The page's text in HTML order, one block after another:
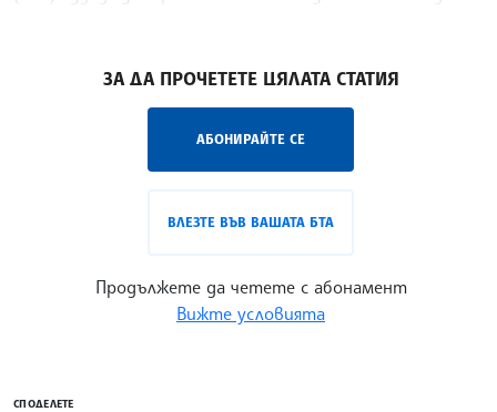
ЗА ДА ПРОЧЕТЕТЕ ЦЯЛАТА СТАТИЯ
АБОНИРАЙТЕ СЕ
ВЛЕЗТЕ ВЪВ ВАШАТА БТА
Продължете да четете с абонамент
Вижте условията
СПОДЕЛЕТЕ